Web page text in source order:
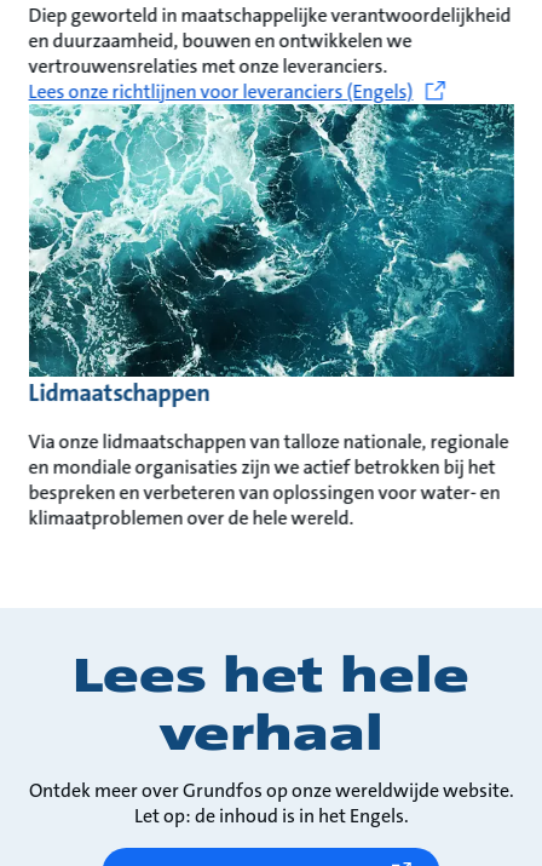
Diep geworteld in maatschappelijke verantwoordelijkheid
en duurzaamheid, bouwen en ontwikkelen we
vertrouwensrelaties met onze leveranciers.
Lees onze richtlijnen voor leveranciers (Engels)
Lidmaatschappen
Via onze lidmaatschappen van talloze nationale, regionale
en mondiale organisaties zijn we actief betrokken bij het
bespreken en verbeteren van oplossingen voor water- en
klimaatproblemen over de hele wereld.
Lees het hele
verhaal
Ontdek meer over Grundfos op onze wereldwijde website.
Let op: de inhoud is in het Engels.